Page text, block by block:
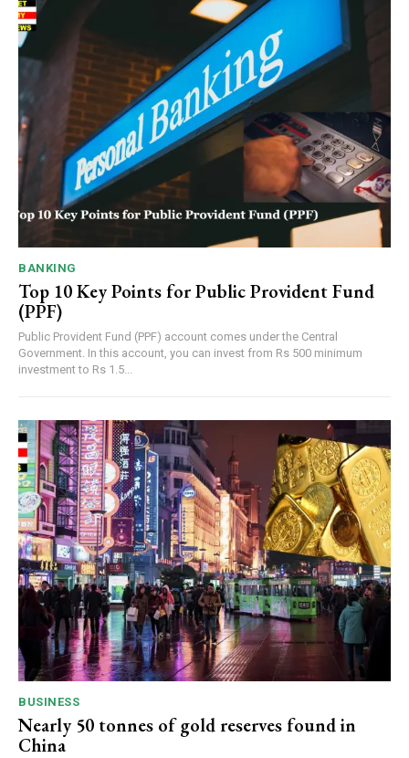
BANKING
Top 10 Key Points for Public Provident Fund
(PPF)
Public Provident Fund (PPF) account comes under the Central
Government. In this account, you can invest from Rs 500 minimum
investment to Rs 1.5...
BUSINESS
Nearly 50 tonnes of gold reserves found in
China